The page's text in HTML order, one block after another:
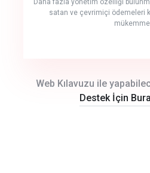
satan ve çevrimiçi ödemeleri
mükemmel.
Web Kılavuzu ile
Destek İçin